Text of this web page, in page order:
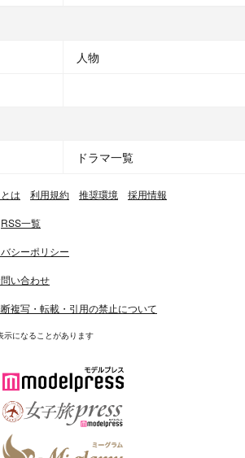
人物
ドラマ一覧
は 利用規約 推奨環境 採用情報
RSS一覧
シーポリシー
い合わせ
複写・転載・引用の禁止について
示になることがあります